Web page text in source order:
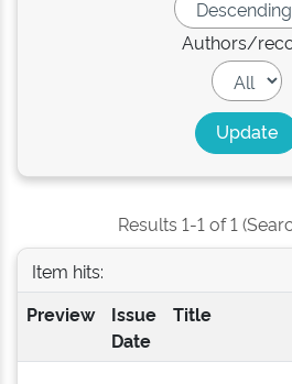
Authors/
Results 1-1 of 1
Item hits:
Preview
Issue
Date
Title